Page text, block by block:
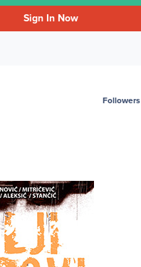
Sign In Now
Followers